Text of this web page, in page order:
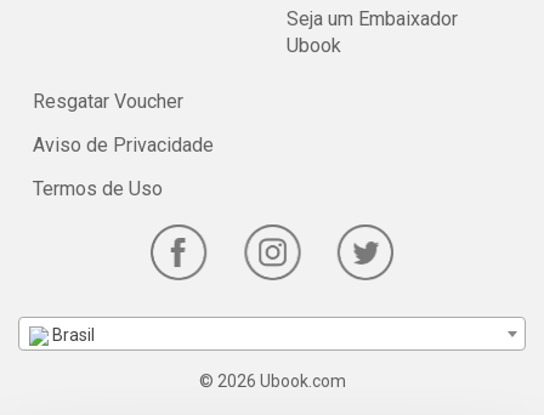
Seja um Embaixador
Ubook
Resgatar Voucher
Aviso de Privacidade
Termos de Uso
Brasil
© 2026 Ubook.com